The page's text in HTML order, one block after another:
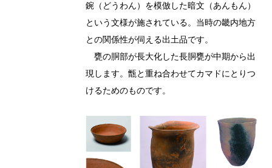
鋺（どうわん）を模倣した暗文（あんもん）
という文様が施されている。当時の畿内地方
との関係性が伺える出土品です。
甕の胴部が長大化した長胴甕が中期から出
現します。甑と重ね合わせてカマドにとりつ
けるためのものです。